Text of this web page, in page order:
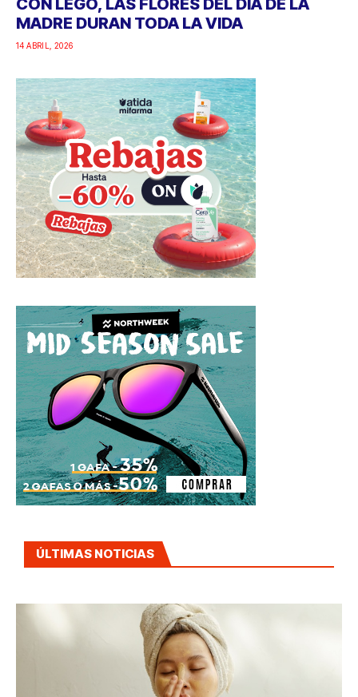
CON LEGO, LAS FLORES DEL DÍA DE LA
MADRE DURAN TODA LA VIDA
14 ABRIL, 2026
ÚLTIMAS NOTICIAS